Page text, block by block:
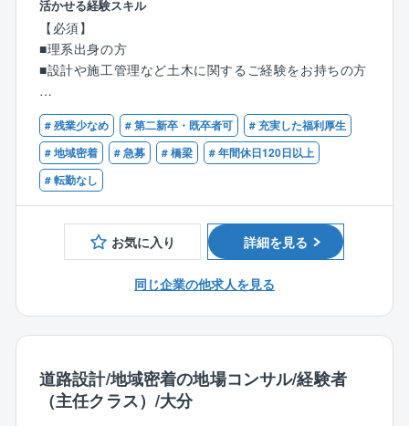
◎「働きやすさ」と「働きがい」の両立
残業平均月8時間程度に加え、完全週休二日制で年間休
最適な環境です。
解析、施工管理に最新の技術で対応し、高い精度の成
果を収めるため、建設コストの縮減を目指し、自然と
の調和を意識した設計施工をご担当いただきます。
■職務詳細
土木工事全般の設計業務を主軸に、その他の企画、計
画、調査、測量、点検など。
また、社内での打ち合わせ、発注者（主に官公庁）と
の折衝、打ち合わせ・折衝に伴う議事録などの資料作
成も行います。
【同社について】
門、営業部門からなり、設計部門へ配属となります。
ます。
【同社の魅力】
◎設立50年を超える安定性と、地域社会への貢献度
1971年の設立以来、大分県・福岡県を中心とした公共
活かせる経験スキル
【必須】
■理系出身の方
■設計や施工管理など土木に関するご経験をお持ちの方
【歓迎】
■建設コンサルタントでの実務経験
■技術士補（建設部門）
■技術士（建設部門：鋼構造及びコンクリート）
■RCCM（鋼構造及びコンクリート）
# 残業少なめ # 第二新卒・既卒者可
# 充実した福利厚生
# 地域密着
# 急募 # 橋梁
# 年間休日120日以上
# 転勤なし
お気に入り 詳細を見る
同じ企業の他求人を見る
道路設計/地域密着の地場コンサル/経験者
（主任クラス）/大分